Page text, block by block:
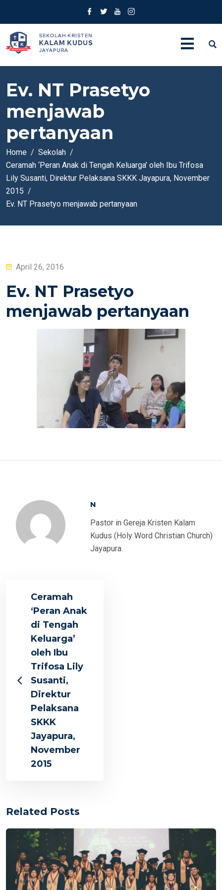
Ev. NT Prasetyo
menjawab
pertanyaan
Home
Sekolah
Ceramah ‘Peran Anak di Tengah Keluarga’ oleh Ibu Trifosa
Lily Susanti, Direktur Pelaksana SKKK Jayapura, November
2015
Ev. NT Prasetyo menjawab pertanyaan
Posted
April 26, 2016
Ev. NT Prasetyo
menjawab pertanyaan
N
Pastor in Gereja Kristen Kalam
Kudus (Holy Word Christian Church)
Jayapura.
Ceramah
‘Peran Anak
di Tengah
Keluarga’
oleh Ibu
Trifosa Lily
Susanti,
Direktur
Pelaksana
SKKK
Jayapura,
November
2015
Related Posts